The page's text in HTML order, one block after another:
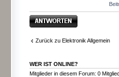
Antwort erstellen
Zurück zu Elektronik Allgemein
WER IST ONLINE?
Mitglieder in diesem Forum: 0